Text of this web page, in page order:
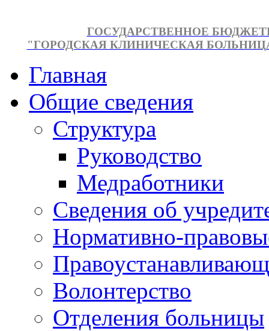
ГОСУДАРСТВЕННОЕ
"ГОРОДСКАЯ КЛИНИЧЕСКАЯ
Главная
Общие сведения
Структура
Руководство
Медработники
Сведения об
Нормативно-
Волонтерство
Отделения больницы